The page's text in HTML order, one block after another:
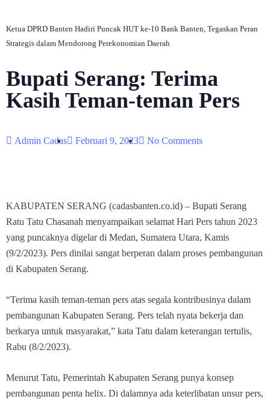
Ketua DPRD Banten Hadiri Puncak HUT ke-10 Bank Banten, Tegaskan Peran
Strategis dalam Mendorong Perekonomian Daerah
Bupati Serang: Terima
Kasih Teman-teman Pers
Admin Cadas Februari 9, 2023 No Comments
KABUPATEN SERANG (cadasbanten.co.id) – Bupati Serang
Ratu Tatu Chasanah menyampaikan selamat Hari Pers tahun 2023
yang puncaknya digelar di Medan, Sumatera Utara, Kamis
(9/2/2023). Pers dinilai sangat berperan dalam proses pembangunan
di Kabupaten Serang.
“Terima kasih teman-teman pers atas segala kontribusinya dalam
pembangunan Kabupaten Serang. Pers telah nyata bekerja dan
berkarya untuk masyarakat,” kata Tatu dalam keterangan tertulis,
Rabu (8/2/2023).
Menurut Tatu, Pemerintah Kabupaten Serang punya konsep
pembangunan penta helix. Di dalamnya ada keterlibatan unsur pers,